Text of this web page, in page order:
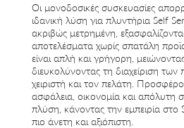
Οι μονοδοσικές συσκευασίες
ιδανική λύση για πλυντήρια Self
ακριβώς μετρημένη,
αποτελέσματα χωρίς σπατάλη
είναι απλή και γρήγορη,
διευκολύνοντας τη διαχείριση
χειριστή και τον πελάτη.
ασφάλεια, οικονομία και απόλυτη
πλύση, κάνοντας την εμπειρία
πιο άνετη και αξιόπιστη.